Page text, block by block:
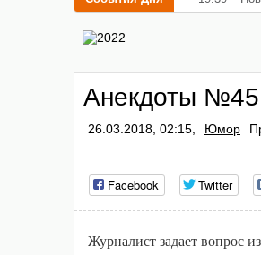
Анекдоты
26.03.2018, 02:15, Юмор
Facebook Twitter
Журналист задает вопрос